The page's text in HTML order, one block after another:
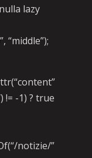
lazy
“middle”);
!= -1) ? true
notizie/”